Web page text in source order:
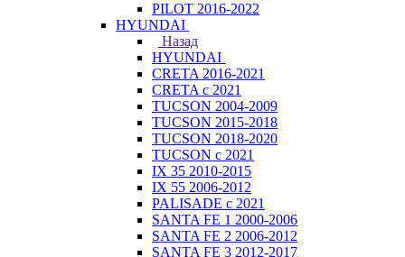
PILOT 2016-2022
HYUNDAI
Назад
HYUNDAI
CRETA 2016-2021
CRETA с 2021
TUCSON 2004-2009
TUCSON 2015-2018
TUCSON 2018-2020
TUCSON с 2021
IX 35 2010-2015
IX 55 2006-2012
PALISADE с 2021
SANTA FE 1 2000-2006
SANTA FE 2 2006-2012
SANTA FE 3 2012-2017